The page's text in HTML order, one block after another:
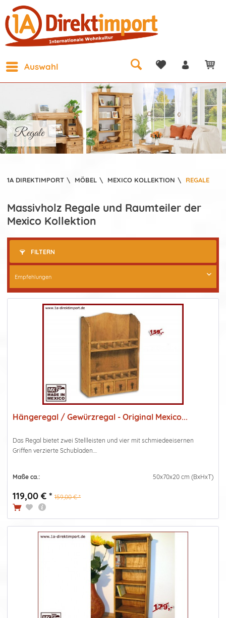
Auswahl
Regale
1A DIREKTIMPORT \ MÖBEL \ MEXICO KOLLEKTION \ REGALE
Massivholz Regale und Raumteiler der
Mexico Kollektion
FILTERN
Hängeregal / Gewürzregal - Original Mexico...
Das Regal bietet zwei Stellleisten und vier mit schmiedeeisernen
Griffen verzierte Schubladen....
Maße ca.: 50x70x20 cm (BxHxT)
119,00 € * 159,00 € *